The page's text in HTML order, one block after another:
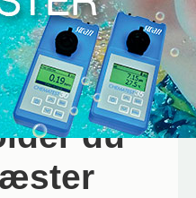
KONTAKT OS
du